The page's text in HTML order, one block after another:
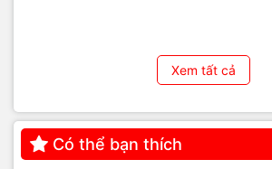
Xem tất cả
Có thể bạn thích